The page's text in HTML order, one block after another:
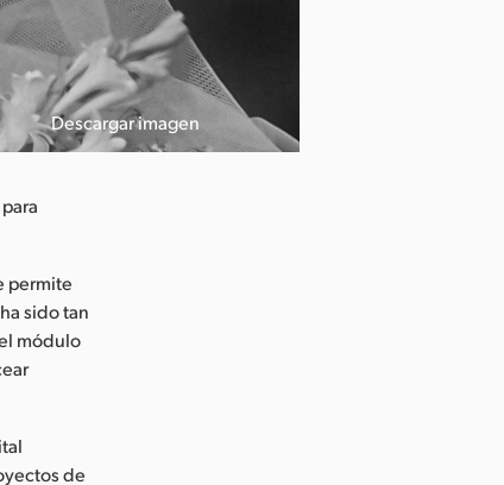
Descargar imagen
permite
sido tan
módulo
de